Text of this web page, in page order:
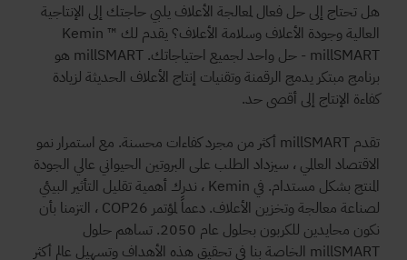
هل تحتاج إلى حل فعال لمعالجة الأعلاف يلبي حاجتك إلى الإنتاجية
العالية وجودة الأعلاف وسلامة الأعلاف؟ يقدم لك Kemin ™
millSMART - حل واحد لجميع احتياجاتك. millSMART هو
برنامج مبتكر يدمج الرقمنة وتقنيات إنتاج الأعلاف الحديثة لزيادة
كفاءة الإنتاج إلى أقصى حد.
تقدم millSMART أكثر من مجرد كفاءات محسنة. مع استمرار نمو
الاقتصاد العالمي ، سيزداد الطلب على البروتين الحيواني عالي الجودة
المنتج بشكل مستدام. في Kemin ، ندرك أهمية تقليل التأثير البيئي
لصناعة معالجة وتخزين الأعلاف. دعماً لمؤتمر COP26 ، التزمنا بأن
نكون محايدين للكربون بحلول عام 2050. تساهم حلول
millSMART الخاصة بنا في تحقيق هذه الأهداف وتسهيل عالم أكثر